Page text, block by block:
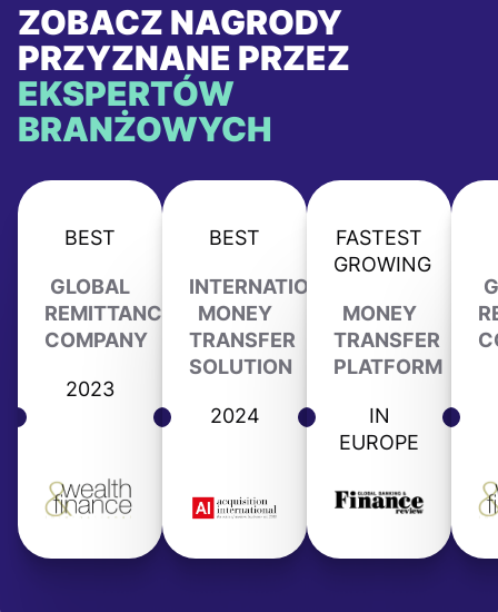
ZOBACZ NAGRODY
PRZYZNANE PRZEZ
EKSPERTÓW
BRANŻOWYCH
BEST
GLOBAL
REMITTANCE
COMPANY
2023
BEST
INTERNATIONAL
MONEY
TRANSFER
SOLUTION
2024
FASTEST
GROWING
MONEY
TRANSFER
PLATFORM
IN
EUROPE